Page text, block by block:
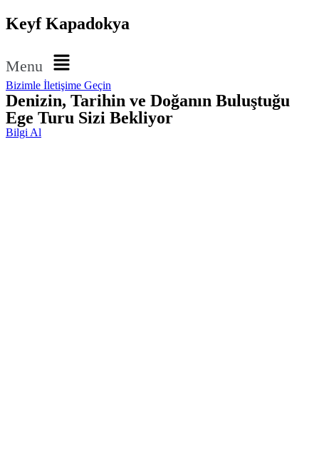
Keyf Kapadokya
Menu
Bizimle İletişime Geçin
Denizin, Tarihin ve Doğanın Buluştuğu
Ege Turu Sizi Bekliyor
Bilgi Al